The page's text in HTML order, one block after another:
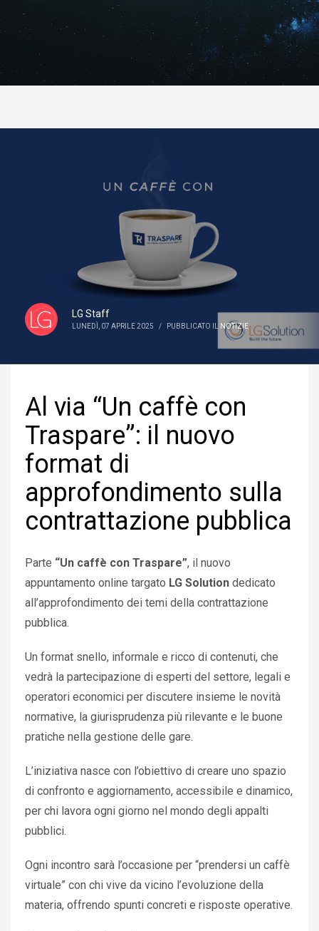
LG Staff
LUNEDÌ, 07 APRILE 2025 / PUBBLICATO IL NOTIZIE
Al via “Un caffè con
Traspare”: il nuovo
format di
approfondimento sulla
contrattazione pubblica
Parte “Un caffè con Traspare”, il nuovo
appuntamento online targato LG Solution dedicato
all’approfondimento dei temi della contrattazione
pubblica.
Un format snello, informale e ricco di contenuti, che
vedrà la partecipazione di esperti del settore, legali e
operatori economici per discutere insieme le novità
normative, la giurisprudenza più rilevante e le buone
pratiche nella gestione delle gare.
L’iniziativa nasce con l’obiettivo di creare uno spazio
di confronto e aggiornamento, accessibile e dinamico,
per chi lavora ogni giorno nel mondo degli appalti
pubblici.
Ogni incontro sarà l’occasione per “prendersi un caffè
virtuale” con chi vive da vicino l’evoluzione della
materia, offrendo spunti concreti e risposte operative.